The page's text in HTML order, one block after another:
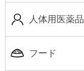
人体用医薬品
フード